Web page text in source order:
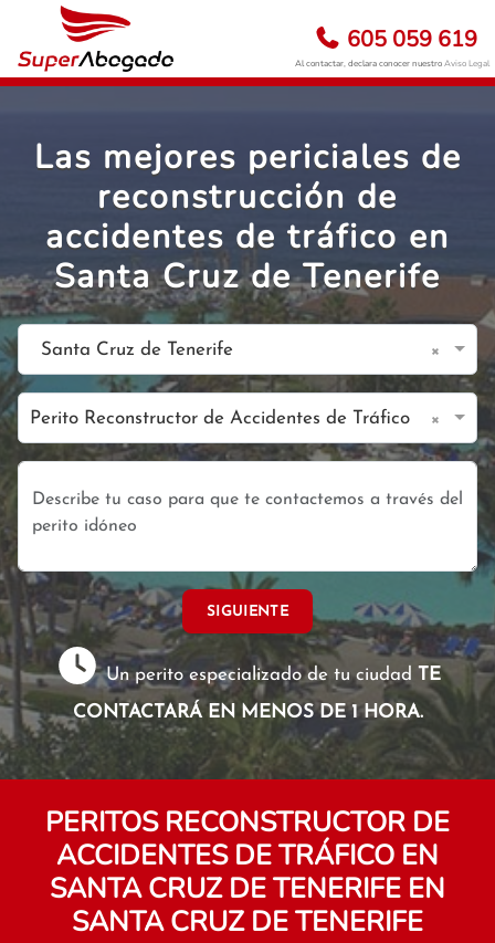
605 059 619
Al contactar, declara conocer nuestroAviso Legal
Las mejores periciales de
reconstrucción de
accidentes de tráfico en
Santa Cruz de Tenerife
Santa Cruz de Tenerife ×
Perito Reconstructor de Accidentes de Tráfico ×
SIGUIENTE
Un perito especializado de tu ciudad TE
CONTACTARÁ EN MENOS DE 1 HORA.
PERITOS RECONSTRUCTOR DE
ACCIDENTES DE TRÁFICO EN
SANTA CRUZ DE TENERIFE EN
SANTA CRUZ DE TENERIFE